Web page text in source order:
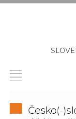
Česko(-